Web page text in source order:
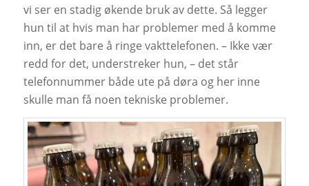
vi ser en stadig økende bruk av dette. Så legger
hun til at hvis man har problemer med å komme
inn, er det bare å ringe vakttelefonen. – Ikke vær
redd for det, understreker hun, – det står
telefonnummer både ute på døra og her inne
skulle man få noen tekniske problemer.